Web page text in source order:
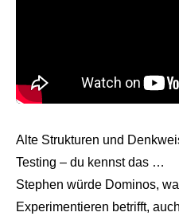
Alte Strukturen und
Testing – du kennst das …
Stephen würde Dominos,
Experimentieren betrifft,